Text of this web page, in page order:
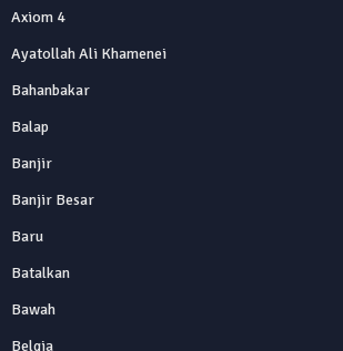
Axiom 4
Ayatollah Ali Khamenei
Bahanbakar
Balap
Banjir
Banjir Besar
Baru
Batalkan
Bawah
Belgia